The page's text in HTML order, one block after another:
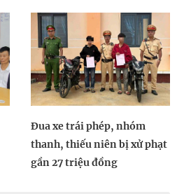
Đua xe trái phép, nhóm
thanh, thiếu niên bị xử phạt
gần 27 triệu đồng